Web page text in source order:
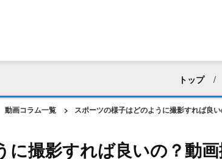
トップ
すべて
建築業界
動画コラム一覧 > スポーツの様子はどのように撮影すれば良
撮影すれば良いの？動